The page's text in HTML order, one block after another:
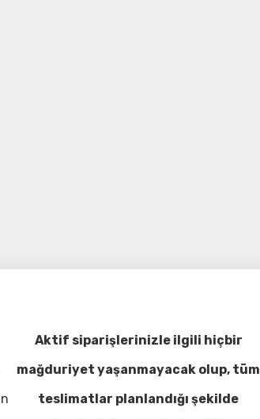
Aktif siparişlerinizle ilgili hiçbir
mağduriyet yaşanmayacak olup, tüm
teslimatlar planlandığı şekilde